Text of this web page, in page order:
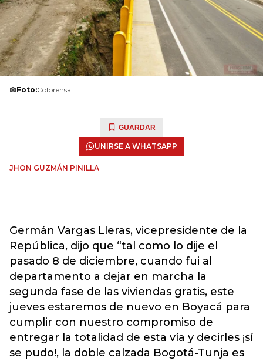
Foto:Colprensa
GUARDAR
UNIRSE A WHATSAPP
JHON GUZMÁN PINILLA
Germán Vargas Lleras, vicepresidente de la
República, dijo que “tal como lo dije el
pasado 8 de diciembre, cuando fui al
departamento a dejar en marcha la
segunda fase de las viviendas gratis, este
jueves estaremos de nuevo en Boyacá para
cumplir con nuestro compromiso de
entregar la totalidad de esta vía y decirles ¡sí
se pudo!, la doble calzada Bogotá-Tunja es